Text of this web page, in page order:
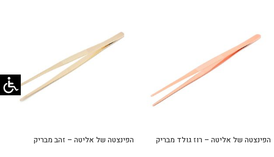
הפינצטה של אליטה – רוז גולד מבריק הפינצטה של אליטה – זהב מבריק